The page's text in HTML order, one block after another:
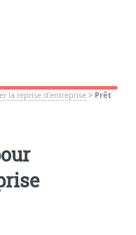
la reprise d’entreprise> Prêt